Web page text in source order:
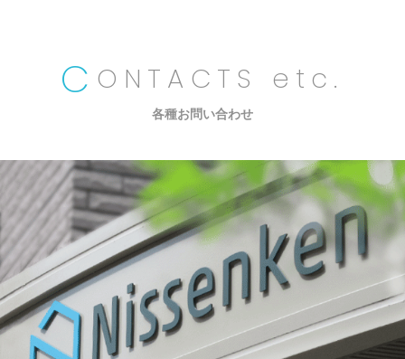
C ONTACTS etc.
各種お問い合わせ